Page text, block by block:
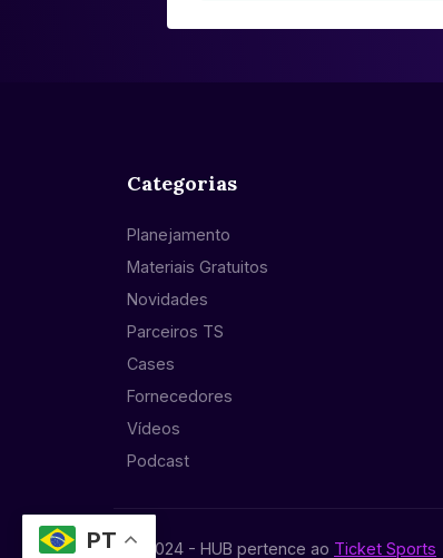
Categorias
Planejamento
Materiais Gratuitos
Novidades
Parceiros TS
Cases
Fornecedores
Vídeos
Podcast
© 2024 - HUB pertence ao Ticket Sports
PT